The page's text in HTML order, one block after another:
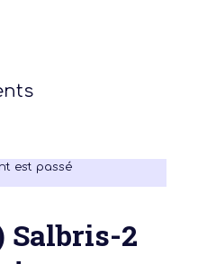
est passé
Salbris-2